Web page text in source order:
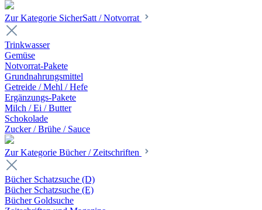
Zur Kategorie SicherSatt / Notvorrat
Trinkwasser
Gemüse
Notvorrat-Pakete
Grundnahrungsmittel
Getreide / Mehl / Hefe
Ergänzungs-Pakete
Milch / Ei / Butter
Schokolade
Zucker / Brühe / Sauce
Zur Kategorie Bücher / Zeitschriften
Bücher Schatzsuche (D)
Bücher Schatzsuche (E)
Bücher Goldsuche